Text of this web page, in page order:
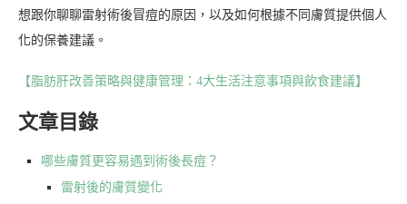
想跟你聊聊雷射術後冒痘的原因，以及如何根據不同膚質提供個人
化的保養建議。
【脂肪肝改善策略與健康管理：4大生活注意事項與飲食建議】
文章目錄
哪些膚質更容易遇到術後長痘？
雷射後的膚質變化